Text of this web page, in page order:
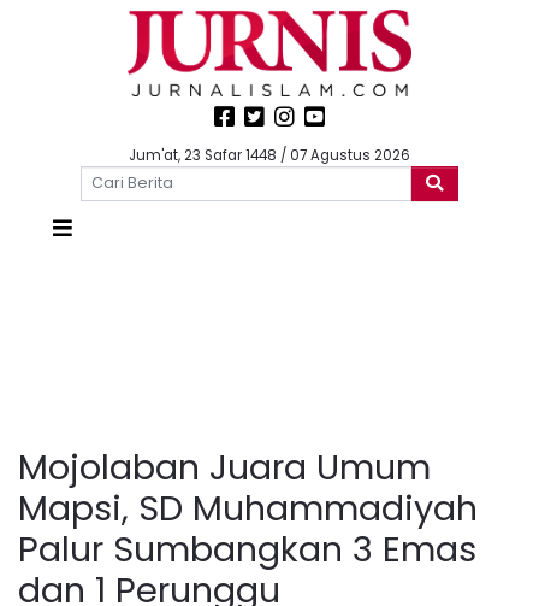
Jum'at, 23 Safar 1448 / 07 Agustus 2026
Mojolaban Juara Umum
Mapsi, SD Muhammadiyah
Palur Sumbangkan 3 Emas
dan 1 Perunggu